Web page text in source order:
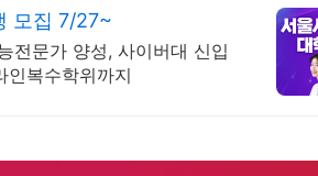
모집 7/27~
전문가 양성, 사이버대 신입
인복수학위까지